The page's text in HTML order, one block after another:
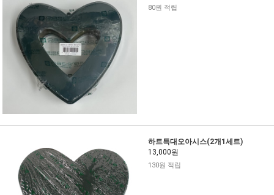
80원 적립
하트특대오아시스(2개1세트)
13,000원
130원 적립